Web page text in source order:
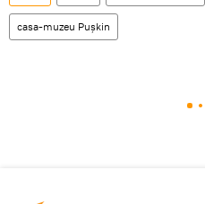
casa-muzeu Pușkin